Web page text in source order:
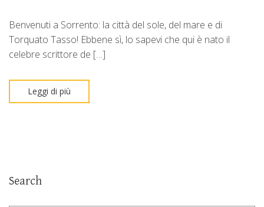
Benvenuti a Sorrento: la città del sole, del mare e di
Torquato Tasso! Ebbene sì, lo sapevi che qui è nato il
celebre scrittore de […]
Leggi di più
Search